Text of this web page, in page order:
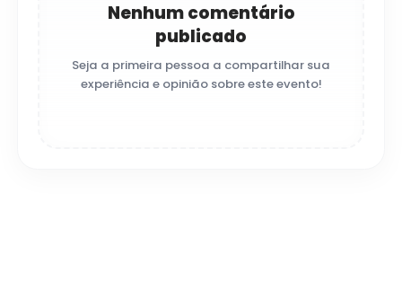
Nenhum comentário
publicado
Seja a primeira pessoa a compartilhar sua
experiência e opinião sobre este evento!